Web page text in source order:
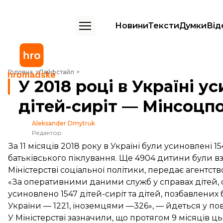
НовиниТекстиДумки
Головна Лайфстайл
У 2018 році в Україні усиновили понад 1,5 тисячі дітей-сиріт —
У 2018 році в Україні
дітей-сиріт —
Aleksander Dmytruk
Редактор
За 11 місяців 2018 року в Україні були усиновлені
батьківського піклування. Ще 4904 дитини були
Міністерстві соціальної політики, передає
«За оперативними даними служб у справах дітей,
усиновлено 1547 дітей-сиріт та дітей,
України — 1221, іноземцями —326», — йдеться у
У Міністерстві зазначили, що протягом 9 місяців